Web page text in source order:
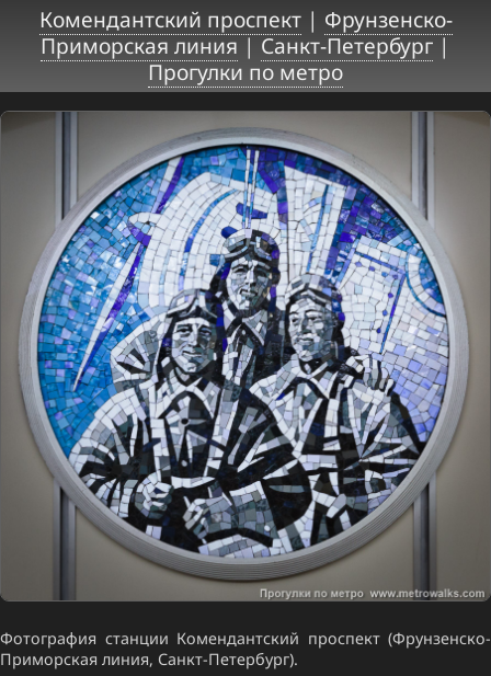
Комендантский проспект| Фрунзенско-
Приморская линия|Санкт-Петербург|
Прогулки по метро
Фотография станции Комендантский проспект (Фрунзенско-
Приморская линия, Санкт-Петербург).